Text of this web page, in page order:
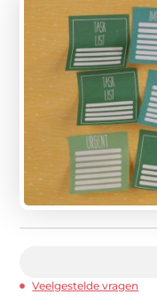
Veelgestelde vragen